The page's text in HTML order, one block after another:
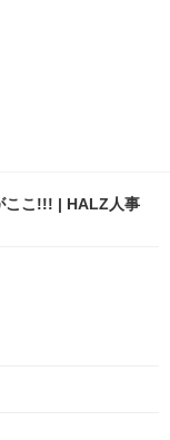
ここ!!! | HALZ人事